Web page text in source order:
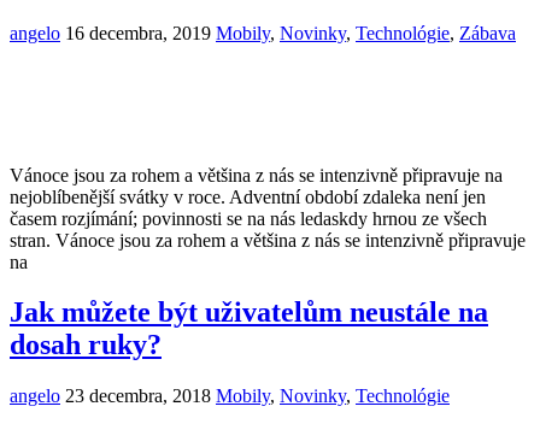
angelo 16 decembra, 2019 Mobily, Novinky, Technológie, Zábava
Vánoce jsou za rohem a většina z nás se intenzivně připravuje na
nejoblíbenější svátky v roce. Adventní období zdaleka není jen
časem rozjímání; povinnosti se na nás ledaskdy hrnou ze všech
stran. Vánoce jsou za rohem a většina z nás se intenzivně připravuje
na
Jak můžete být uživatelům neustále na
dosah ruky?
angelo 23 decembra, 2018 Mobily, Novinky, Technológie